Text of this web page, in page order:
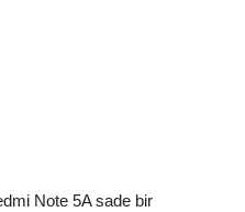
Note 5A sade bir